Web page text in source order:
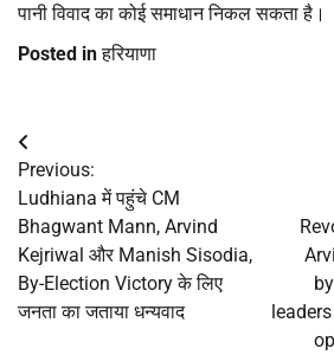
पानी विवाद का कोई समाधान निकल सकता है।
Posted inहरियाणा
Post
navigation
Previous:
Ludhiana में पहुंचे CM
Bhagwant Mann, Arvind
Kejriwal और Manish Sisodia,
By-Election Victory के लिए
जनता का जताया धन्यवाद
leaders